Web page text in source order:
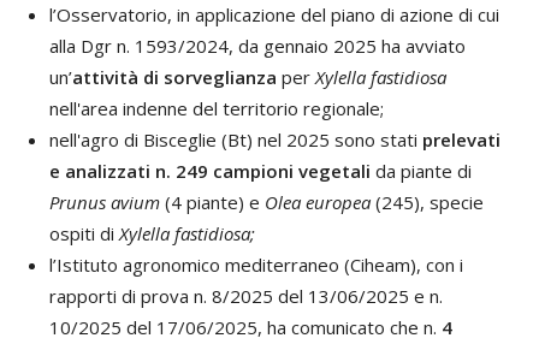
l’Osservatorio, in applicazione del piano di azione di cui
alla Dgr n. 1593/2024, da gennaio 2025 ha avviato
un’attività di sorveglianza per Xylella fastidiosa
nell'area indenne del territorio regionale;
nell'agro di Bisceglie (Bt) nel 2025 sono stati prelevati
e analizzati n. 249 campioni vegetali da piante di
Prunus avium (4 piante) e Olea europea (245), specie
ospiti di Xylella fastidiosa;
l’Istituto agronomico mediterraneo (Ciheam), con i
rapporti di prova n. 8/2025 del 13/06/2025 e n.
10/2025 del 17/06/2025, ha comunicato che n. 4